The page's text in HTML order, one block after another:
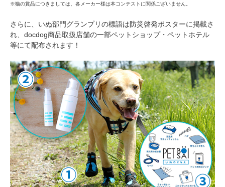
※猫の賞品につきましては、各メーカー様は本コンテストに関係ございません。
さらに、いぬ部門グランプリの標語は防災啓発ポスターに掲載さ
れ、docdog商品取扱店舗の一部ペットショップ・ペットホテル
等にて配布されます！